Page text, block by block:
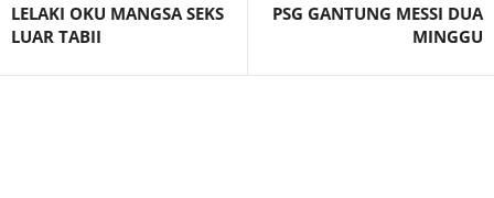
LELAKI OKU MANGSA SEKS
LUAR TABII
PSG GANTUNG MESSI DUA
MINGGU